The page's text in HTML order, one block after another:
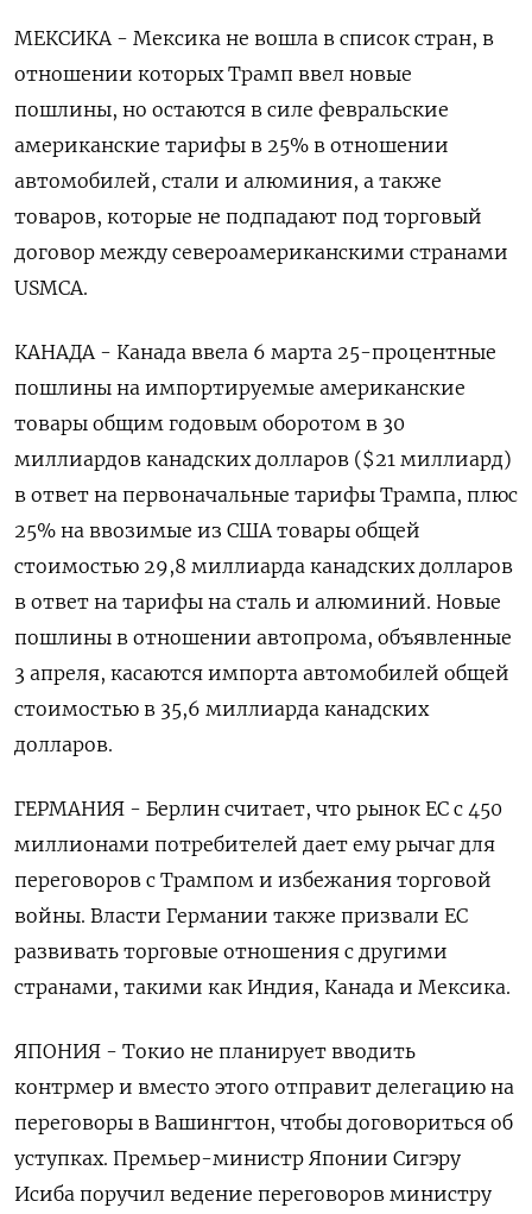
МЕКСИКА - Мексика не вошла в список стран, в
отношении которых Трамп ввел новые
пошлины, но остаются в силе февральские
американские тарифы в 25% в отношении
автомобилей, стали и алюминия, а также
товаров, которые не подпадают под торговый
договор между североамериканскими странами
USMCA.
КАНАДА - Канада ввела 6 марта 25-процентные
пошлины на импортируемые американские
товары общим годовым оборотом в 30
миллиардов канадских долларов ($21 миллиард)
в ответ на первоначальные тарифы Трампа, плюс
25% на ввозимые из США товары общей
стоимостью 29,8 миллиарда канадских долларов
в ответ на тарифы на сталь и алюминий. Новые
пошлины в отношении автопрома, объявленные
3 апреля, касаются импорта автомобилей общей
стоимостью в 35,6 миллиарда канадских
долларов.
ГЕРМАНИЯ - Берлин считает, что рынок ЕС с 450
миллионами потребителей дает ему рычаг для
переговоров с Трампом и избежания торговой
войны. Власти Германии также призвали ЕС
развивать торговые отношения с другими
странами, такими как Индия, Канада и Мексика.
ЯПОНИЯ - Токио не планирует вводить
контрмер и вместо этого отправит делегацию на
переговоры в Вашингтон, чтобы договориться об
уступках. Премьер-министр Японии Сигэру
Исиба поручил ведение переговоров министру